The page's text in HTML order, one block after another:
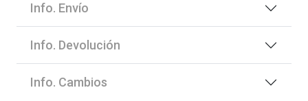
Info. Envío
Info. Devolución
Info. Cambios